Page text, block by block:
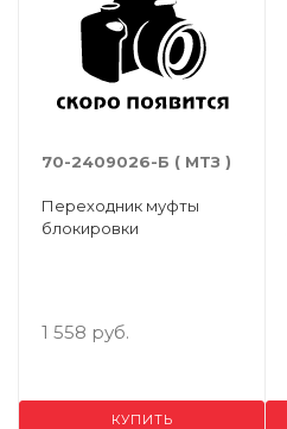
70-2409026-Б ( МТЗ )
Переходник муфты
блокировки
1 558 руб.
КУПИТЬ